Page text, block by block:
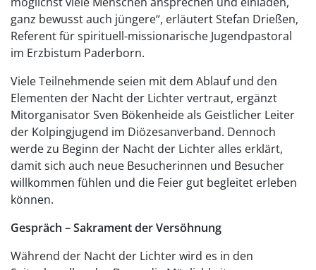
ganz bewusst auch jüngere“, erläutert Stefan Drießen,
Referent für spirituell-missionarische Jugendpastoral
im Erzbistum Paderborn.
Viele Teilnehmende seien mit dem Ablauf und den
Elementen der Nacht der Lichter vertraut, ergänzt
Mitorganisator Sven Bökenheide als Geistlicher Leiter
der Kolpingjugend im Diözesanverband. Dennoch
werde zu Beginn der Nacht der Lichter alles erklärt,
damit sich auch neue Besucherinnen und Besucher
willkommen fühlen und die Feier gut begleitet erleben
können.
Gespräch – Sakrament der Versöhnung
Während der Nacht der Lichter wird es in den